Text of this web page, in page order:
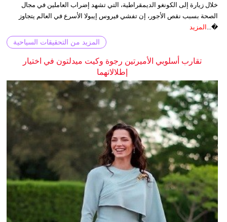
خلال زيارة إلى الكونغو الديمقراطية، التي تشهد إضراب العاملين في مجال
الصحة بسبب نقص الأجور، إن تفشي فيروس إيبولا الأسرع في العالم يتجاوز
�... المزيد
المزيد من التحقيقات السياحية
تقارب أسلوبي الأميرتين رجوة وكيت ميدلتون في اختيار
إطلالاتهما